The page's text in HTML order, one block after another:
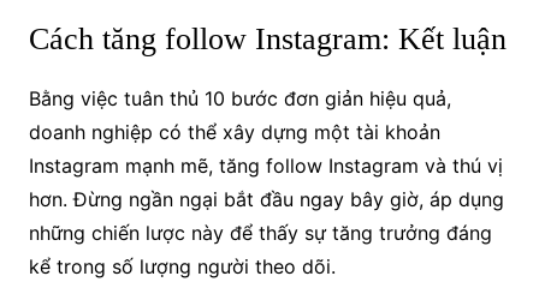
Cách tăng follow Instagram: Kết luận
Bằng việc tuân thủ 10 bước đơn giản hiệu quả,
doanh nghiệp có thể xây dựng một tài khoản
Instagram mạnh mẽ, tăng follow Instagram và thú vị
hơn. Đừng ngần ngại bắt đầu ngay bây giờ, áp dụng
những chiến lược này để thấy sự tăng trưởng đáng
kể trong số lượng người theo dõi.